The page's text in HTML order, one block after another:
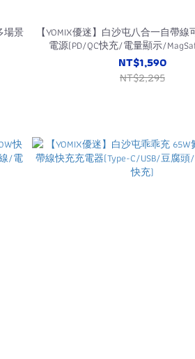
場景
【YOMIX優迷】白沙屯八合一自帶
電源(PD/QC快充/電量顯示/
線/apple watch磁吸充)
NT$1,590
NT$2,295